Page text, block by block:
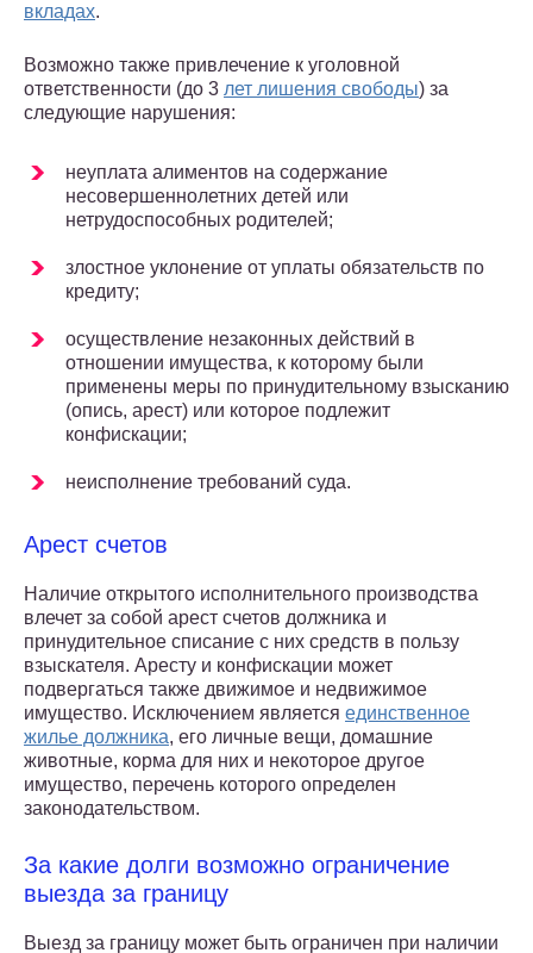
вкладах.
Возможно также привлечение к уголовной
ответственности (до 3 лет лишения свободы) за
следующие нарушения:
неуплата алиментов на содержание
несовершеннолетних детей или
нетрудоспособных родителей;
злостное уклонение от уплаты обязательств по
кредиту;
осуществление незаконных действий в
отношении имущества, к которому были
применены меры по принудительному взысканию
(опись, арест) или которое подлежит
конфискации;
неисполнение требований суда.
Арест счетов
Наличие открытого исполнительного производства
влечет за собой арест счетов должника и
принудительное списание с них средств в пользу
взыскателя. Аресту и конфискации может
подвергаться также движимое и недвижимое
имущество. Исключением является единственное
жилье должника, его личные вещи, домашние
животные, корма для них и некоторое другое
имущество, перечень которого определен
законодательством.
За какие долги возможно ограничение
выезда за границу
Выезд за границу может быть ограничен при наличии